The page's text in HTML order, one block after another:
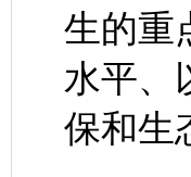
生的重
水平、
保和生